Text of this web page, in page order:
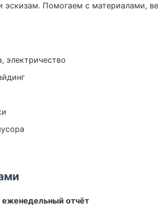
эскизам. Помогаем с материалами,
электричество
отчёт